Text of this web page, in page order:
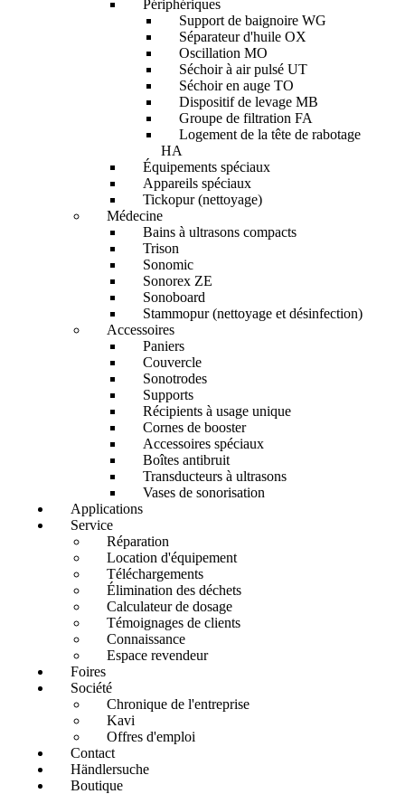
Périphériques
Support de baignoire WG
Séparateur d'huile OX
Oscillation MO
Séchoir à air pulsé UT
Séchoir en auge TO
Dispositif de levage MB
Groupe de filtration FA
Logement de la tête de rabotage
HA
Équipements spéciaux
Appareils spéciaux
Tickopur (nettoyage)
Médecine
Bains à ultrasons compacts
Trison
Sonomic
Sonorex ZE
Sonoboard
Stammopur (nettoyage et désinfection)
Accessoires
Paniers
Couvercle
Sonotrodes
Supports
Récipients à usage unique
Cornes de booster
Accessoires spéciaux
Boîtes antibruit
Transducteurs à ultrasons
Vases de sonorisation
Applications
Service
Réparation
Location d'équipement
Téléchargements
Élimination des déchets
Calculateur de dosage
Témoignages de clients
Connaissance
Espace revendeur
Foires
Société
Chronique de l'entreprise
Kavi
Offres d'emploi
Contact
Händlersuche
Boutique